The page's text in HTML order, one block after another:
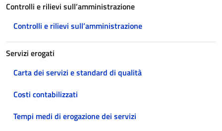
Controlli e rilievi sull’amministrazione
Controlli e rilievi sull’amministrazione
Servizi erogati
Carta dei servizi e standard di qualità
Costi contabilizzati
Tempi medi di erogazione dei servizi